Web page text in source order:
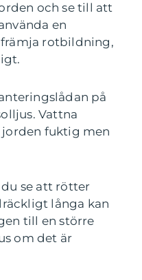
och se till att
en
rotbildning,
på
Vattna
fuktig men
se att rötter
långa kan
till en större
om det är